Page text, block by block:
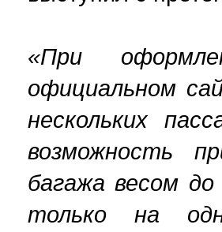
«При
официальном
нескольких
возможность
багажа весом
только на